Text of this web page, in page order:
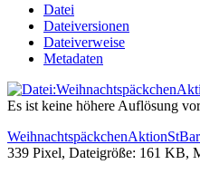
Datei
Dateiversionen
Dateiverweise
Metadaten
Es ist keine höhere Auflösung
339 Pixel, Dateigröße: 161 KB,